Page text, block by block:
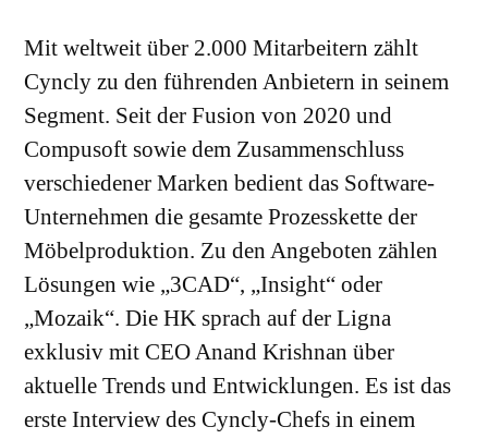
Mit weltweit über 2.000 Mitarbeitern zählt
Cyncly zu den führenden Anbietern in seinem
Segment. Seit der Fusion von 2020 und
Compusoft sowie dem Zusammenschluss
verschiedener Marken bedient das Software-
Unternehmen die gesamte Prozesskette der
Möbelproduktion. Zu den Angeboten zählen
Lösungen wie „3CAD“, „Insight“ oder
„Mozaik“. Die HK sprach auf der Ligna
exklusiv mit CEO Anand Krishnan über
aktuelle Trends und Entwicklungen. Es ist das
erste Interview des Cyncly-Chefs in einem